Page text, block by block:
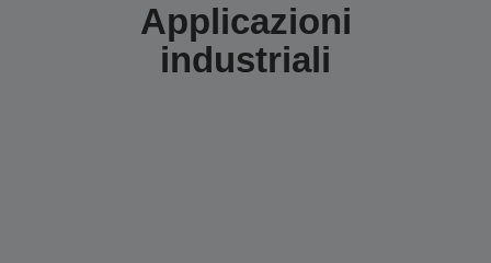
Applicazioni
industriali